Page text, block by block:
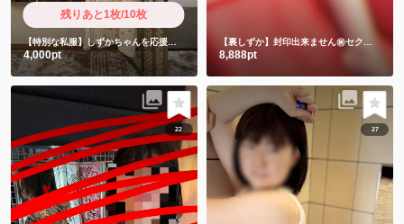
残りあと1枚/10枚
【特別な私服】しずかちゃんを応援したい人限定
4,000pt 8,888pt
22 27